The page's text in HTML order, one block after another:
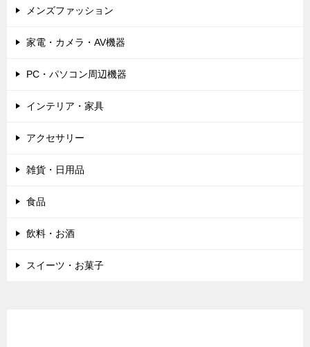
メンズファッション
家電・カメラ・AV機器
PC・パソコン周辺機器
インテリア・家具
アクセサリー
雑貨・日用品
食品
飲料・お酒
スイーツ・お菓子